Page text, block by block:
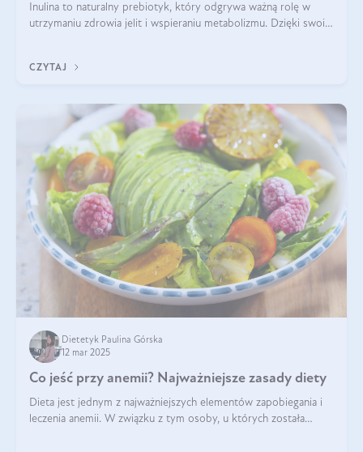
Inulina to naturalny prebiotyk, który odgrywa ważną rolę w
utrzymaniu zdrowia jelit i wspieraniu metabolizmu. Dzięki swoim
CZYTAJ
Dietetyk Paulina Górska
12 mar 2025
Co jeść przy anemii? Najważniejsze zasady diety
Dieta jest jednym z najważniejszych elementów zapobiegania i
leczenia anemii. W związku z tym osoby, u których została